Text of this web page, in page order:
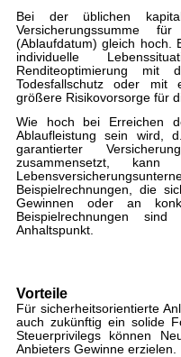
Bei der üblichen
Versicherungssumme
(Ablaufdatum) gleich hoch.
individuelle
Renditeoptimierung mit
Todesfallschutz oder mit
größere Risikovorsorge für
Wie hoch bei Erreichen
Ablaufleistung sein wird,
garantierter
zusammensetzt,
Beispielrechnungen, die
Gewinnen oder an
Beispielrechnungen
Anhaltspunkt.
Vorteile
Für sicherheitsorientierte
auch zukünftig ein solide
Steuerprivilegs können
Anbieters Gewinne erzielen.